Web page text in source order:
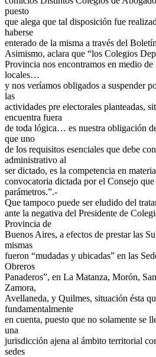
puesto
que alega que tal disposición fue
haberse
enterado de la misma a través del
Asimismo, aclara que “los Colegios
Provincia nos encontramos en medio
locales…
y nos veríamos obligados a suspender
las
actividades pre electorales planteadas,
encuentra fuera
de toda lógica… es nuestra obligación
que uno
de los requisitos esenciales que debe
administrativo al
ser dictado, es la competencia en
convocatoria dictada por el Consejo
parámetros.”.-
Que tampoco puede ser eludido del
ante la negativa del Presidente de
Provincia de
Buenos Aires, a efectos de prestar las
mismas
fueron “mudadas y ubicadas” en las
Obreros
Panaderos”, en La Matanza, Morón,
Zamora,
Avellaneda, y Quilmes, situación ésta
fundamentalmente
en cuenta, puesto que no solamente se
una
jurisdicción ajena al ámbito territorial
sedes